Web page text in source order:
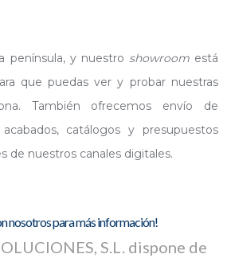
península, y nuestro showroomestá
que puedas ver y probar nuestras
También ofrecemos envío de
catálogos y presupuestos
de nuestros canales digitales.
nosotros para más información!
S.L. dispone de